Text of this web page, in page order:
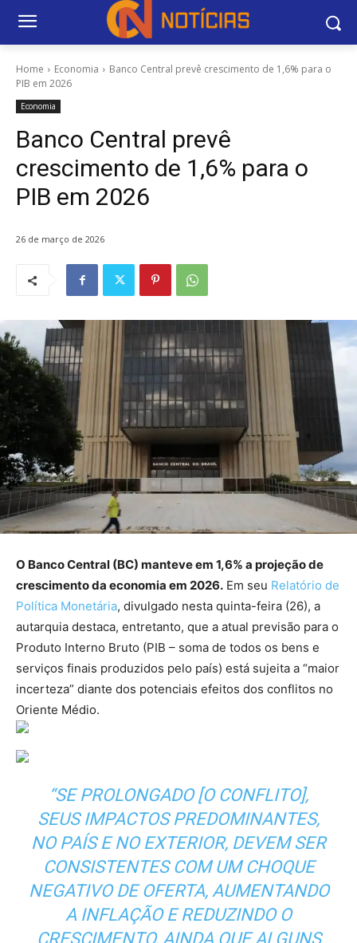
Home Economia
Banco Central prevê crescimento de 1,6% para o
PIB em 2026
Economia
Banco Central prevê
crescimento de 1,6% para o
PIB em 2026
26 de março de 2026
O Banco Central (BC) manteve em 1,6% a projeção de
crescimento da economia em 2026. Em seu Relatório de
Política Monetária, divulgado nesta quinta-feira (26), a
autarquia destaca, entretanto, que a atual previsão para o
Produto Interno Bruto (PIB – soma de todos os bens e
serviços finais produzidos pelo país) está sujeita a “maior
incerteza” diante dos potenciais efeitos dos conflitos no
Oriente Médio.
“SE PROLONGADO [O CONFLITO],
SEUS IMPACTOS PREDOMINANTES,
NO PAÍS E NO EXTERIOR, DEVEM SER
CONSISTENTES COM UM CHOQUE
NEGATIVO DE OFERTA, AUMENTANDO
A INFLAÇÃO E REDUZINDO O
CRESCIMENTO, AINDA QUE ALGUNS